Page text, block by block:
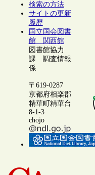
検索の方法
サイトの更新
履歴
国立国会図書
館 関西館
図書館協力
課 調査情報
係
〒619-0287
京都府相楽郡
精華町精華台
8-1-3
chojo